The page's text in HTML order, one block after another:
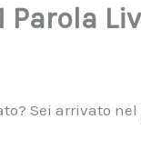
Sei arrivato nel